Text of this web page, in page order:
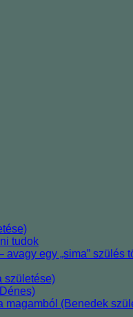
tudok
egy „sima” szülés
születése)
magamból (Benedek